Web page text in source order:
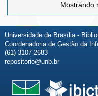
Mostrando
Universidade de Brasília -
Coordenadoria de Gestão da
(61) 3107-2683
repositorio@unb.br